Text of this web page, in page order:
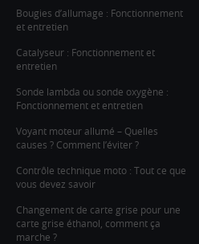
Bougies d’allumage : Fonctionnement
et entretien
Catalyseur : Fonctionnement et
entretien
Sonde lambda ou sonde oxygène :
Fonctionnement et entretien
Voyant moteur allumé – Quelles
causes ? Comment l’éviter ?
Contrôle technique moto : Tout ce que
vous devez savoir
Changement de carte grise pour une
carte grise éthanol, comment ça
marche ?